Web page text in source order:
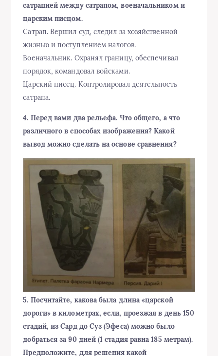
сатрапией между сатрапом, военачальником и
царским писцом.
Сатрап. Вершил суд, следил за хозяйственной
жизнью и поступлением налогов.
Военачальник. Охранял границу, обеспечивал
порядок, командовал войсками.
Царский писец. Контролировал деятельность
сатрапа.
4. Перед вами два рельефа. Что общего, а что
различного в способах изображения? Какой
вывод можно сделать на основе сравнения?
5. Посчитайте, какова была длина «царской
дороги» в километрах, если, проезжая в день 150
стадий, из Сард до Суз (Эфеса) можно было
добраться за 90 дней (1 стадия равна 185 метрам).
Предположите, для решения какой